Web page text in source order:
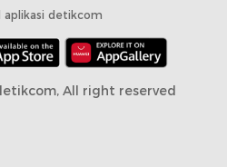
aplikasi detikcom
All right reserved